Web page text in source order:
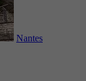
Nantes